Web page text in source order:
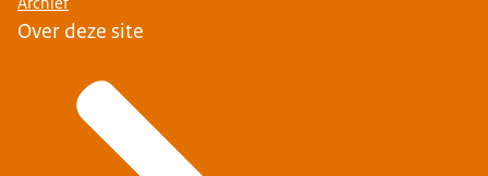
Over deze site